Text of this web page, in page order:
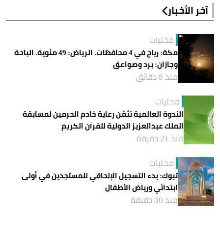
آخر الأخبار
محليات
مكة: رياح في 4 محافظات. الرياض: 49 مئوية. الباحة
وجازان: برد وصواعق
منذ 8 دقائق
محليات
الندوة العالمية تثمّن رعاية خادم الحرمين لمسابقة
الملك عبدالعزيز الدولية للقرآن الكريم
منذ 21 دقيقة
محليات
تبوك: بدء التسجيل الإلحاقي للمستجدين في أولى
ابتدائي ورياض الأطفال
منذ 30 دقيقة